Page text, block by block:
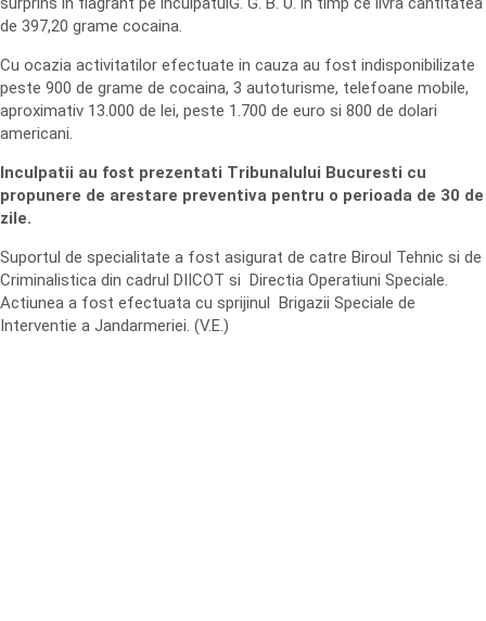
de 397,20 grame cocaina.
Cu ocazia activitatilor efectuate in cauza au fost indisponibilizate
peste 900 de grame de cocaina, 3 autoturisme, telefoane mobile,
aproximativ 13.000 de lei, peste 1.700 de euro si 800 de dolari
americani.
Inculpatii au fost prezentati Tribunalului Bucuresti cu
propunere de arestare preventiva pentru o perioada de 30 de
zile.
Suportul de specialitate a fost asigurat de catre Biroul Tehnic si de
Criminalistica din cadrul DIICOT si Directia Operatiuni Speciale.
Actiunea a fost efectuata cu sprijinul Brigazii Speciale de
Interventie a Jandarmeriei. (V.E.)